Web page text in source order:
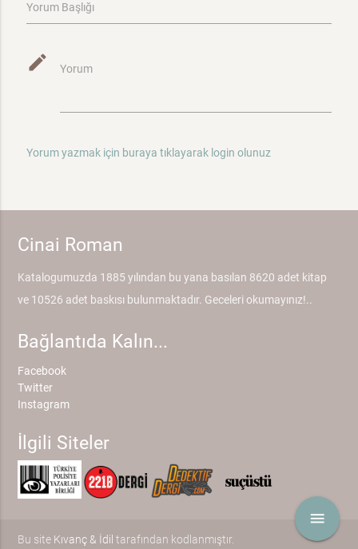
menu
Yorum Başlığı
mode_edit Yorum
Yorum yazmak için buraya tıklayarak login olunuz
Cinai Roman
Katalogumuzda 1885 yılından bu yana basılan 8620 adet kitap
ve 10526 adet baskısı bulunmaktadır. Geceleri okumayınız!..
Bağlantıda Kalın...
Facebook
Twitter
Instagram
İlgili Siteler
Bu site Kıvanç & İdil tarafından kodlanmıştır.